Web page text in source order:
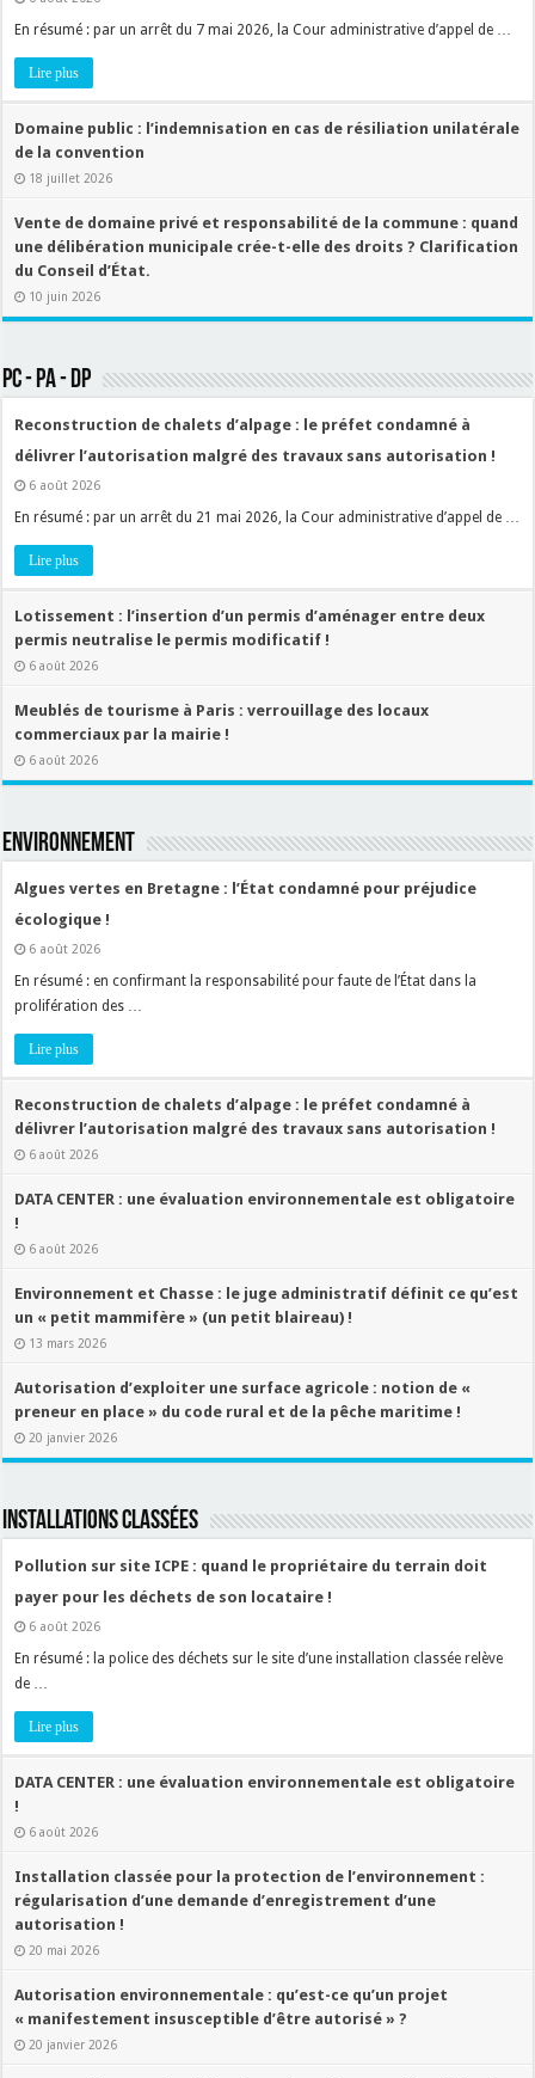
En résumé : par un arrêt du 7 mai 2026, la Cour administrative d’appel de …
Lire plus
Domaine public : l’indemnisation en cas de résiliation unilatérale
de la convention
18 juillet 2026
Vente de domaine privé et responsabilité de la commune : quand
une délibération municipale crée-t-elle des droits ? Clarification
du Conseil d’État.
10 juin 2026
PC - PA - DP
Reconstruction de chalets d’alpage : le préfet condamné à
délivrer l’autorisation malgré des travaux sans autorisation !
6 août 2026
En résumé : par un arrêt du 21 mai 2026, la Cour administrative d’appel de …
Lire plus
Lotissement : l’insertion d’un permis d’aménager entre deux
permis neutralise le permis modificatif !
6 août 2026
Meublés de tourisme à Paris : verrouillage des locaux
commerciaux par la mairie !
6 août 2026
ENVIRONNEMENT
Algues vertes en Bretagne : l’État condamné pour préjudice
écologique !
6 août 2026
En résumé : en confirmant la responsabilité pour faute de l’État dans la
prolifération des …
Lire plus
Reconstruction de chalets d’alpage : le préfet condamné à
délivrer l’autorisation malgré des travaux sans autorisation !
6 août 2026
DATA CENTER : une évaluation environnementale est obligatoire
!
6 août 2026
Environnement et Chasse : le juge administratif définit ce qu’est
un « petit mammifère » (un petit blaireau) !
13 mars 2026
Autorisation d’exploiter une surface agricole : notion de «
preneur en place » du code rural et de la pêche maritime !
20 janvier 2026
Installations classées
Pollution sur site ICPE : quand le propriétaire du terrain doit
payer pour les déchets de son locataire !
6 août 2026
En résumé : la police des déchets sur le site d’une installation classée relève
de …
Lire plus
DATA CENTER : une évaluation environnementale est obligatoire
!
6 août 2026
Installation classée pour la protection de l’environnement :
régularisation d’une demande d’enregistrement d’une
autorisation !
20 mai 2026
Autorisation environnementale : qu’est-ce qu’un projet
« manifestement insusceptible d’être autorisé » ?
20 janvier 2026